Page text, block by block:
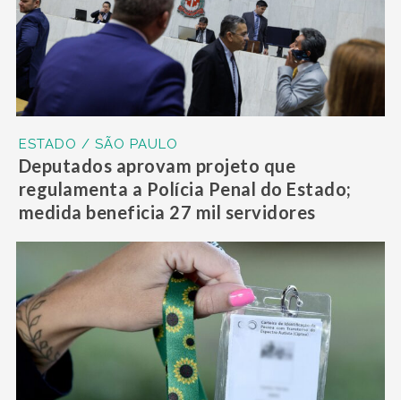
ESTADO / SÃO PAULO
Deputados aprovam projeto que
regulamenta a Polícia Penal do Estado;
medida beneficia 27 mil servidores